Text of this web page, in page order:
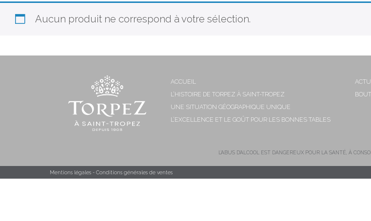
Aucun produit ne correspond à votre sélection.
ACCUEIL
L’HISTOIRE DE TORPEZ À SAINT-TROPEZ
UNE SITUATION GÉOGRAPHIQUE UNIQUE
L’EXCELLENCE ET LE GOÛT POUR LES BONNES TABLES
L'ABUS D'ALCOOL EST DANGEREUX POUR LA SANTÉ, À
Mentions légales Conditions générales de ventes